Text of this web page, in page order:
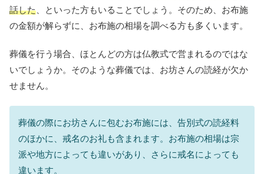
話した 、といった方もいることでしょう。そのため、お布施
の金額が解らずに、お布施の相場を調べる方も多くいます。
葬儀を行う場合、 ほとんどの方は仏教式で営まれるのではな
いでしょうか。そのような葬儀では、 お坊さんの読経が欠か
せません。
葬儀の際にお坊さんに包むお布施には、告別式の読経料
のほかに、戒名のお礼も含まれます。お布施の相場は宗
派や地方によっても違いがあり、さらに戒名によっても
違います。